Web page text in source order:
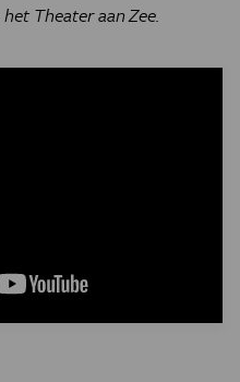
Theater aan Zee.